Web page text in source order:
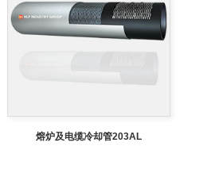
熔炉及电缆冷却管203AL